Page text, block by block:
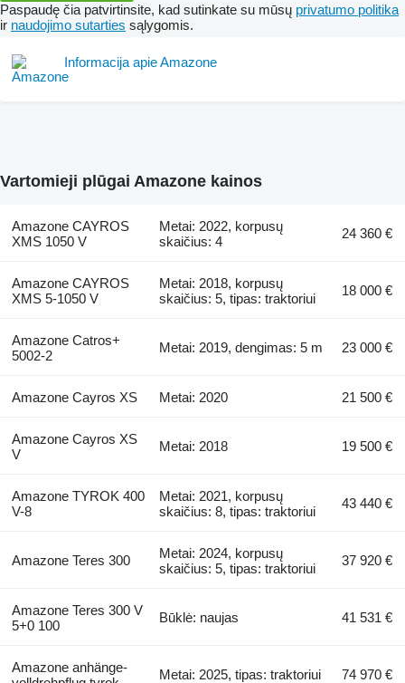
Paspaudę čia patvirtinsite, kad sutinkate su mūsų privatumo politika
ir naudojimo sutarties sąlygomis.
Informacija apie Amazone
Vartomieji plūgai Amazone kainos
Amazone CAYROS
XMS 1050 V
Metai: 2022, korpusų
skaičius: 4
24 360 €
Amazone CAYROS
XMS 5-1050 V
Metai: 2018, korpusų
skaičius: 5, tipas: traktoriui
18 000 €
Amazone Catros+
5002-2
Metai: 2019, dengimas: 5 m 23 000 €
Amazone Cayros XS Metai: 2020 21 500 €
Amazone Cayros XS
V
Metai: 2018 19 500 €
Amazone TYROK 400
V-8
Metai: 2021, korpusų
skaičius: 8, tipas: traktoriui
43 440 €
Amazone Teres 300
Metai: 2024, korpusų
skaičius: 5, tipas: traktoriui
37 920 €
Amazone Teres 300 V
5+0 100
Būklė: naujas 41 531 €
Amazone anhänge-
Metai: 2025, tipas: traktoriui 74 970 €